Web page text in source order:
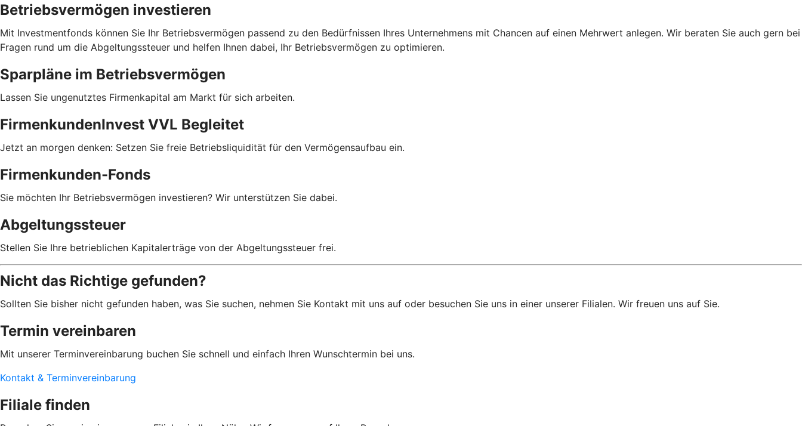
Betriebsvermögen investieren
Mit Investmentfonds können Sie Ihr Betriebsvermögen passend zu den Bedürfnissen Ihres Unternehmens mit Chancen auf einen Mehrwert anlegen. Wir beraten Sie auch gern bei
Fragen rund um die Abgeltungssteuer und helfen Ihnen dabei, Ihr Betriebsvermögen zu optimieren.
Sparpläne im Betriebsvermögen
Lassen Sie ungenutztes Firmenkapital am Markt für sich arbeiten.
FirmenkundenInvest VVL Begleitet
Jetzt an morgen denken: Setzen Sie freie Betriebsliquidität für den Vermögensaufbau ein.
Firmenkunden-Fonds
Sie möchten Ihr Betriebsvermögen investieren? Wir unterstützen Sie dabei.
Abgeltungssteuer
Stellen Sie Ihre betrieblichen Kapitalerträge von der Abgeltungssteuer frei.
Nicht das Richtige gefunden?
Sollten Sie bisher nicht gefunden haben, was Sie suchen, nehmen Sie Kontakt mit uns auf oder besuchen Sie uns in einer unserer Filialen. Wir freuen uns auf Sie.
Termin vereinbaren
Mit unserer Terminvereinbarung buchen Sie schnell und einfach Ihren Wunschtermin bei uns.
Kontakt & Terminvereinbarung
Filiale finden